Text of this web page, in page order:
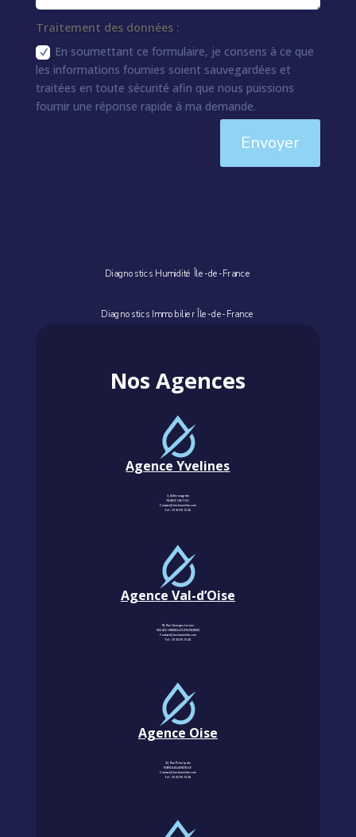
Traitement des données :
En soumettant ce formulaire, je consens à ce que
les informations fournies soient sauvegardées et
traitées en toute sécurité afin que nous puissions
fournir une réponse rapide à ma demande.
Envoyer
Diagnostics Humidité Île-de-France
Diagnostics Immobilier Île-de-France
Nos Agences
Agence Yvelines
3, Allée magritte
78400 CHATOU
Contact@km-humidite.com
Tel :01 30 76 13 26
Agence Val-d’Oise
18, Rue Georges Leroux
95240 CORMEILLES-EN-PARISIS
Contact@km-humidite.com
Tel :01 30 76 13 26
Agence Oise
22, Rue Principale
60850 LALANDELLE
Contact@km-humidite.com
Tel :01 30 76 13 26